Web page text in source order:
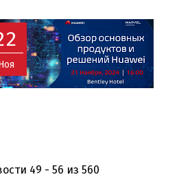
49 - 56 из 560